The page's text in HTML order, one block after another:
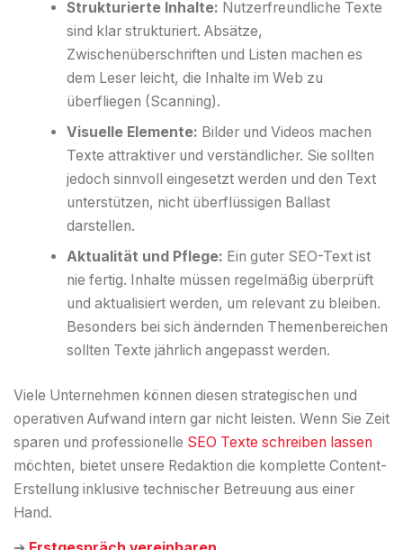
Strukturierte Inhalte: Nutzerfreundliche Texte
sind klar strukturiert. Absätze,
Zwischenüberschriften und Listen machen es
dem Leser leicht, die Inhalte im Web zu
überfliegen (Scanning).
Visuelle Elemente: Bilder und Videos machen
Texte attraktiver und verständlicher. Sie sollten
jedoch sinnvoll eingesetzt werden und den Text
unterstützen, nicht überflüssigen Ballast
darstellen.
Aktualität und Pflege: Ein guter SEO-Text ist
nie fertig. Inhalte müssen regelmäßig überprüft
und aktualisiert werden, um relevant zu bleiben.
Besonders bei sich ändernden Themenbereichen
sollten Texte jährlich angepasst werden.
Viele Unternehmen können diesen strategischen und
operativen Aufwand intern gar nicht leisten. Wenn Sie Zeit
sparen und professionelle SEO Texte schreiben lassen
möchten, bietet unsere Redaktion die komplette Content-
Erstellung inklusive technischer Betreuung aus einer
Hand.